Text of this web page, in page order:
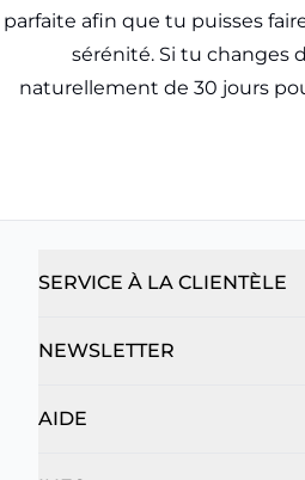
parfaite afin que tu puisses
sérénité. Si tu changes
naturellement de 30 jours
SERVICE À LA CLIENTÈLE
NEWSLETTER
AIDE